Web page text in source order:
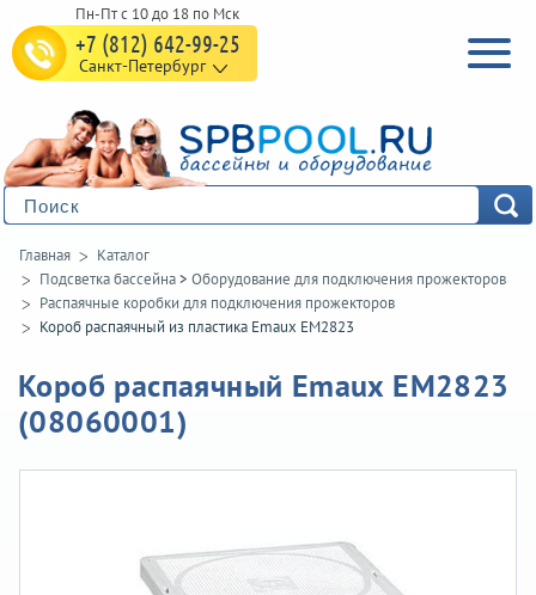
+7 (812) 642-99-25
Санкт-Петербург
Главная
Каталог
Подсветка бассейна> Оборудование для подключения прожекторов
Распаячные коробки для подключения прожекторов
Короб распаячный из пластика Emaux EM2823
Короб распаячный Emaux EM2823
(08060001)